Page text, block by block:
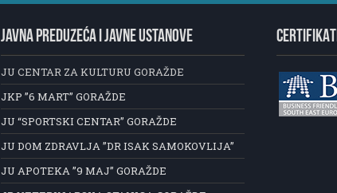
JAVNA PREDUZEĆA I JAVNE USTANOVE
JU CENTAR ZA KULTURU GORAŽDE
JKP ”6 MART” GORAŽDE
JU “SPORTSKI CENTAR” GORAŽDE
JU DOM ZDRAVLJA ”DR ISAK SAMOKOVLIJA”
JU APOTEKA ”9 MAJ” GORAŽDE
CERTIFIKATI